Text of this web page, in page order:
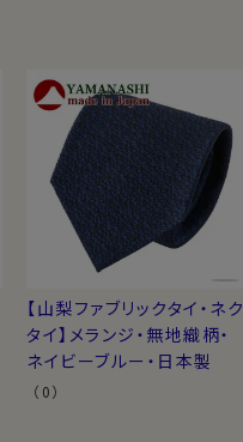
【山梨ファブリックタイ・ネク
タイ】メランジ・無地織柄・
ネイビーブルー・日本製
（0）